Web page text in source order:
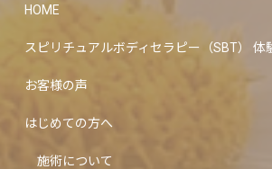
HOME
スピリチュアルボディセラピー（SBT） 体
お客様の声
はじめての方へ
施術について